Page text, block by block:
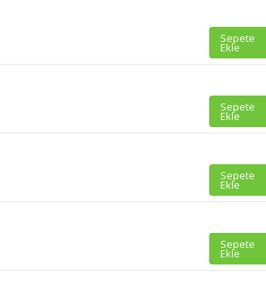
Sepete
Ekle
Sepete
Ekle
Sepete
Ekle
Sepete
Ekle